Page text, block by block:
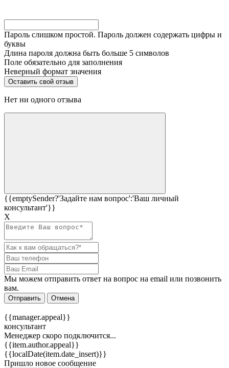
Пароль слишком простой. Пароль должен содержать цифры и
буквы
Длина пароля должна быть больше 5 символов
Поле обязательно для заполнения
Неверный формат значения
Нет ни одного отзыва
{{emptySender?'Задайте нам вопрос':'Ваш личный
консультант'}}
Х
Мы можем отправить ответ на вопрос на email или позвонить
вам.
Отправить Отмена
{{manager.appeal}}
консультант
Менеджер скоро подключится...
{{item.author.appeal}}
{{localDate(item.date_insert)}}
Пришло новое сообщение